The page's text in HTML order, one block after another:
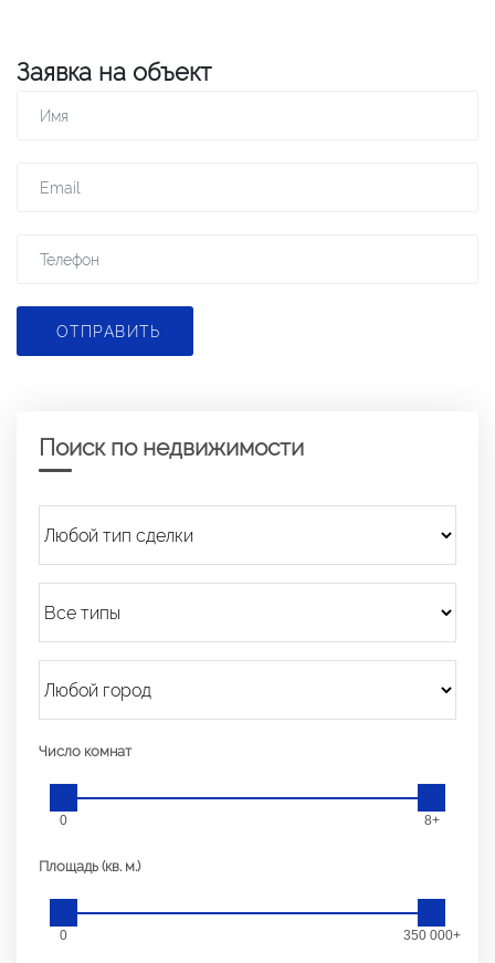
Заявка на объект
ОТПРАВИТЬ
Поиск по недвижимости
Число комнат
0 8+
Площадь (кв. м.)
0 350 000+